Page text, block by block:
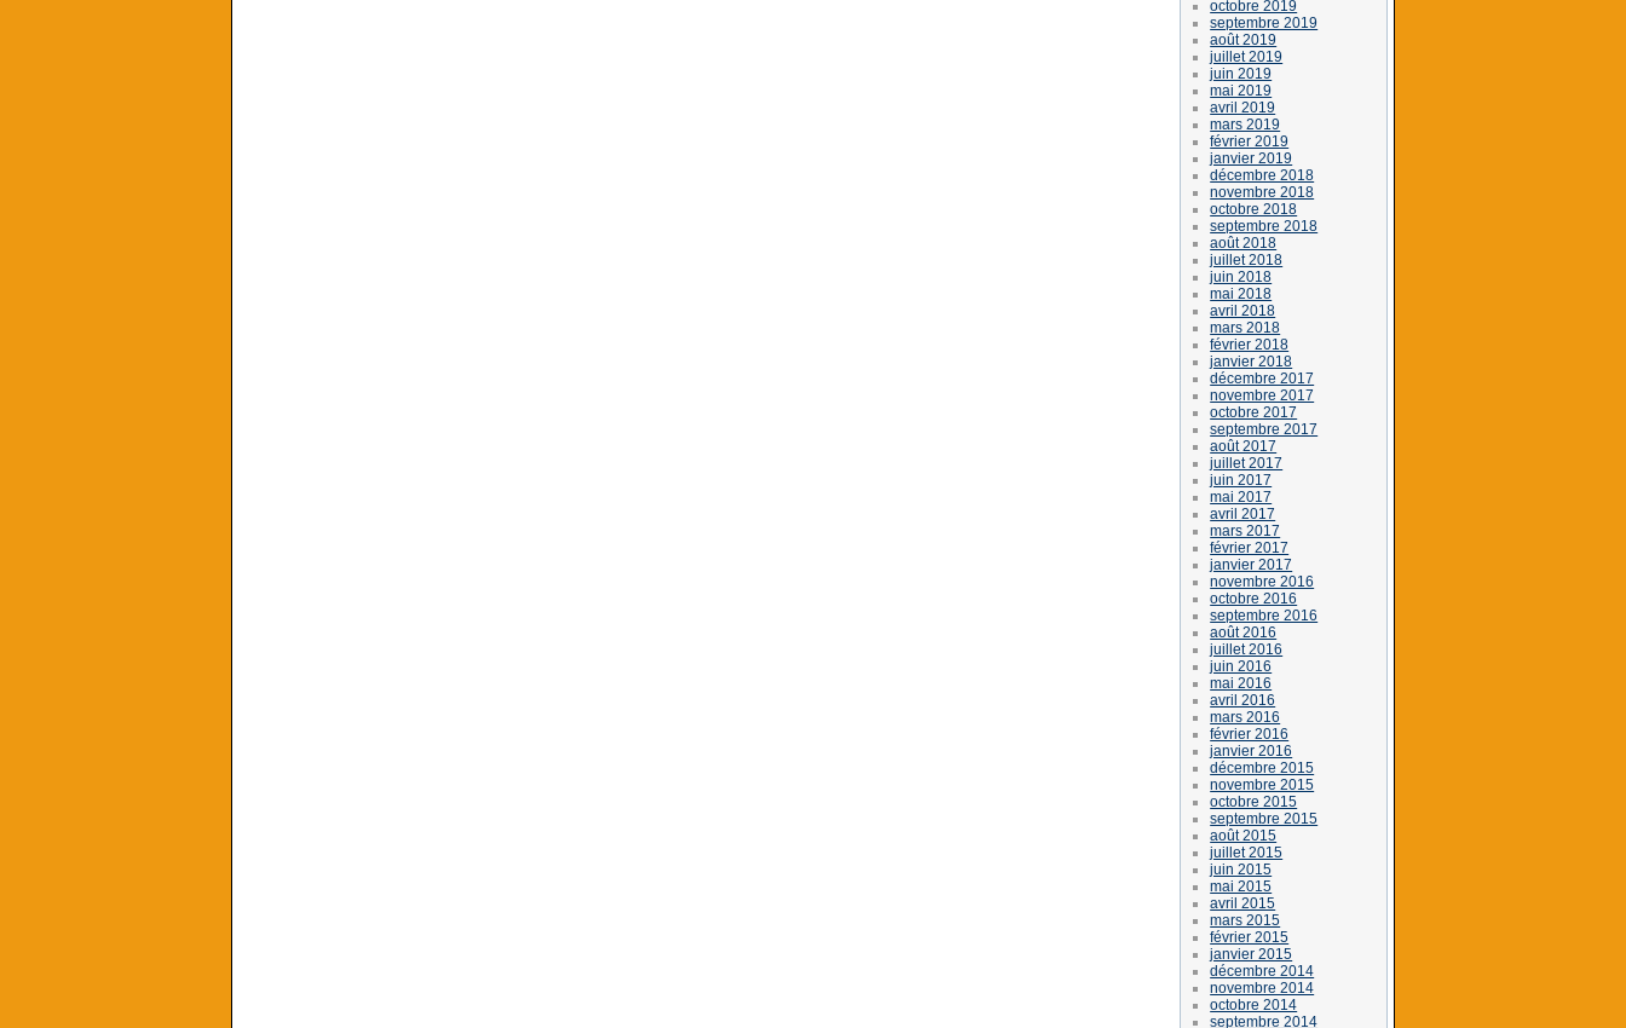
octobre 2019
septembre 2019
août 2019
juillet 2019
juin 2019
mai 2019
avril 2019
mars 2019
février 2019
janvier 2019
décembre 2018
novembre 2018
octobre 2018
septembre 2018
août 2018
juillet 2018
juin 2018
mai 2018
avril 2018
mars 2018
février 2018
janvier 2018
décembre 2017
novembre 2017
octobre 2017
septembre 2017
août 2017
juillet 2017
juin 2017
mai 2017
avril 2017
mars 2017
février 2017
janvier 2017
novembre 2016
octobre 2016
septembre 2016
août 2016
juillet 2016
juin 2016
mai 2016
avril 2016
mars 2016
février 2016
janvier 2016
décembre 2015
novembre 2015
octobre 2015
septembre 2015
août 2015
juillet 2015
juin 2015
mai 2015
avril 2015
mars 2015
février 2015
janvier 2015
décembre 2014
novembre 2014
octobre 2014
septembre 2014